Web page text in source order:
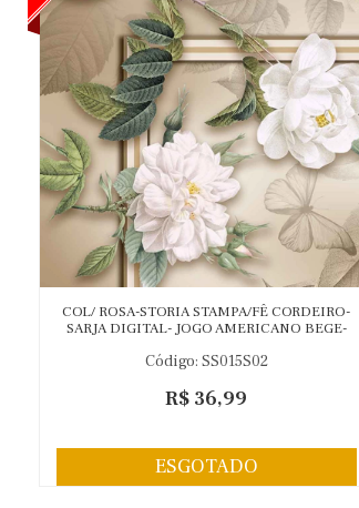
COL/ ROSA-STORIA STAMPA/FÊ CORDEIRO-
SARJA DIGITAL- JOGO AMERICANO BEGE-
Código: SS015S02
R$ 36,99
ESGOTADO